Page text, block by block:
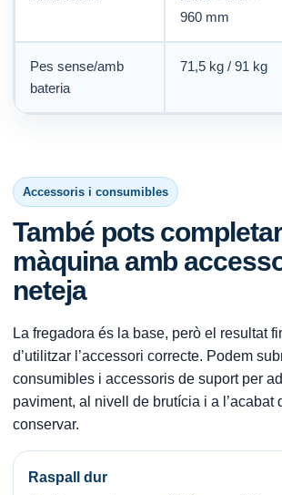
960 mm
Pes sense/amb
bateria
71,5 kg / 91 kg
Accessoris i consumibles
També pots
màquina amb
neteja
La fregadora és la base, però el resultat
d’utilitzar l’accessori correcte. Podem
consumibles i accessoris de suport per
paviment, al nivell de brutícia i a l’acabat
conservar.
Raspall dur